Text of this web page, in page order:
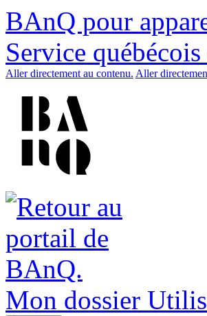
BAnQ pour
Service
Aller directement au contenu. Aller
Mon dossier